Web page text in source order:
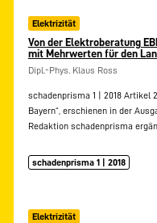
Elektrizität
Von der Elektroberatung
mit Mehrwerten für den
Dipl.-Phys. Klaus Ross
schadenprisma 1 | 2018 Artikel
Bayern“, erschienen in der
Redaktion schadenprisma
schadenprisma 1 | 2018
Elektrizität